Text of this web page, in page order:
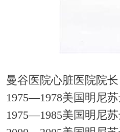
曼谷医院心脏医院院
1975—1978美国明尼
1975—1985美国明尼